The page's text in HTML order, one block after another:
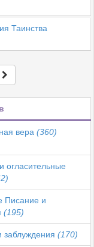
Таинства
вера (360)
огласительные
Писание и
(195)
заблуждения (170)